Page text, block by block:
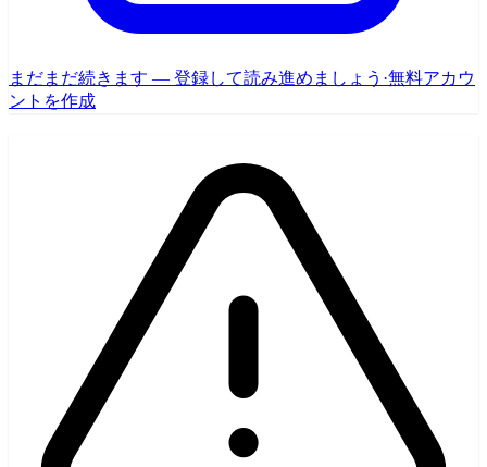
まだまだ続きます — 登録して読み進めましょう ·無料アカウ
ントを作成